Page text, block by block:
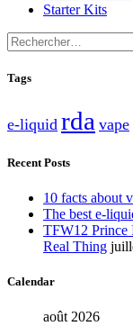
Starter Kits
Rechercher :
Tags
e-liquid rda vape
Recent Posts
10 facts about
The best e-
TFW12 Prince
Real Thing
Calendar
août 2026